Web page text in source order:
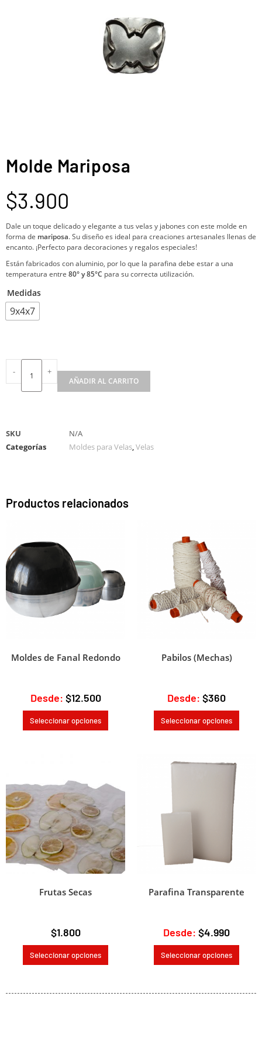
Molde Mariposa
$3.900
Dale un toque delicado y elegante a tus velas y jabones con este molde en
forma de mariposa. Su diseño es ideal para creaciones artesanales llenas de
encanto. ¡Perfecto para decoraciones y regalos especiales!
Están fabricados con aluminio, por lo que la parafina debe estar a una
temperatura entre 80° y 85°C para su correcta utilización.
Medidas
9x4x7
- +
AÑADIR AL CARRITO
t
e
t
:
SKU
N/A
Categorías
Moldes para Velas,Velas
Productos relacionados
Moldes de Fanal Redondo
Desde: $12.500
Seleccionar opciones
Pabilos (Mechas)
Desde: $360
Seleccionar opciones
Frutas Secas
$1.800
Seleccionar opciones
Parafina Transparente
Desde: $4.990
Seleccionar opciones